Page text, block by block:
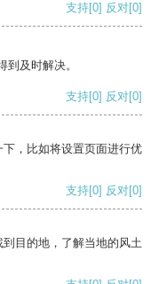
支持[0] 反对[0]
及时解决。
支持[0] 反对[0]
，比如将设置页面进行优
支持[0] 反对[0]
目的地，了解当地的风土